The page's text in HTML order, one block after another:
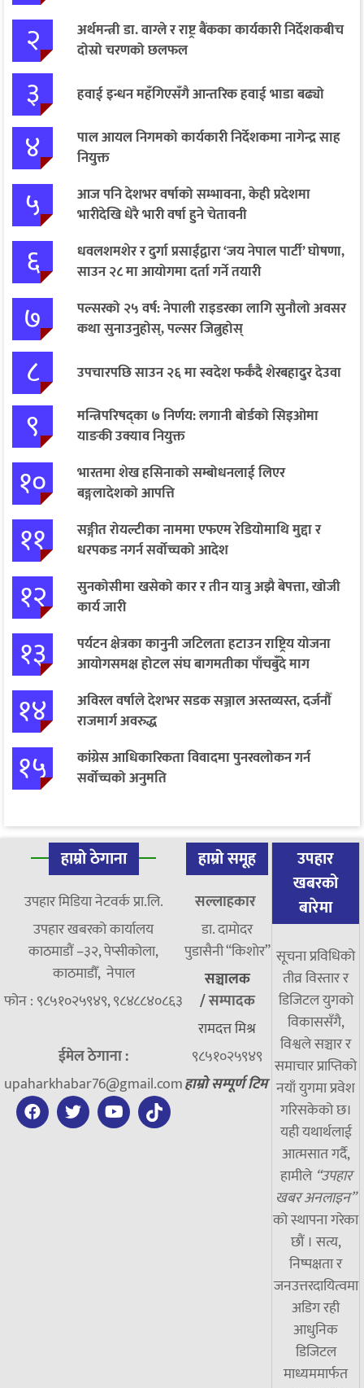
२
अर्थमन्त्री डा. वाग्ले र राष्ट्र बैंकका कार्यकारी निर्देशकबीच
दोस्रो चरणको छलफल
३ हवाई इन्धन महँगिएसँगै आन्तरिक हवाई भाडा बढ्यो
४
पाल आयल निगमको कार्यकारी निर्देशकमा नागेन्द्र साह
नियुक्त
५
आज पनि देशभर वर्षाको सम्भावना, केही प्रदेशमा
भारीदेखि धेरै भारी वर्षा हुने चेतावनी
६
धवलशमशेर र दुर्गा प्रसाईंद्वारा ‘जय नेपाल पार्टी’ घोषणा,
साउन २८ मा आयोगमा दर्ता गर्ने तयारी
७
पल्सरको २५ वर्ष: नेपाली राइडरका लागि सुनौलो अवसर
कथा सुनाउनुहोस्, पल्सर जित्नुहोस्
८ उपचारपछि साउन २६ मा स्वदेश फर्कँदै शेरबहादुर देउवा
९
मन्त्रिपरिषद्का ७ निर्णय: लगानी बोर्डको सिइओमा
याङकी उक्याव नियुक्त
१०
भारतमा शेख हसिनाको सम्बोधनलाई लिएर
बङ्गलादेशको आपत्ति
११
सङ्गीत रोयल्टीका नाममा एफएम रेडियोमाथि मुद्दा र
धरपकड नगर्न सर्वोच्चको आदेश
१२
सुनकोसीमा खसेको कार र तीन यात्रु अझै बेपत्ता, खोजी
कार्य जारी
१३
पर्यटन क्षेत्रका कानुनी जटिलता हटाउन राष्ट्रिय योजना
आयोगसमक्ष होटल संघ बागमतीका पाँचबुँदे माग
१४
अविरल वर्षाले देशभर सडक सञ्जाल अस्तव्यस्त, दर्जनौँ
राजमार्ग अवरुद्ध
१५
कांग्रेस आधिकारिकता विवादमा पुनरवलोकन गर्न
सर्वोच्चको अनुमति
हाम्रो ठेगाना
उपहार मिडिया नेटवर्क प्रा.लि.
उपहार खबरको कार्यालय
काठमाडौं –३२, पेप्सीकोला,
काठमाडौँ, नेपाल
फोन : ९८५१०२५९४९, ९८४८८४०८६३
ईमेल ठेगाना :
upaharkhabar76@gmail.com
हाम्रो समूह
सल्लाहकार
डा. दामाेदर
पुडासैनी “किशाेर”
सञ्चालक
/सम्पादक
रामदत्त मिश्र
९८५१०२५९४९
हाम्रो सम्पूर्ण टिम
उपहार
खबरको
बारेमा
सूचना प्रविधिको
तीव्र विस्तार र
डिजिटल युगको
विकाससँगै,
विश्वले सञ्चार र
समाचार प्राप्तिको
नयाँ युगमा प्रवेश
गरिसकेको छ।
यही यथार्थलाई
आत्मसात गर्दै,
हामीले “उपहार
खबर अनलाइन”
को स्थापना गरेका
छौं । सत्य,
निष्पक्षता र
जनउत्तरदायित्वमा
अडिग रही
आधुनिक
डिजिटल
माध्यममार्फत